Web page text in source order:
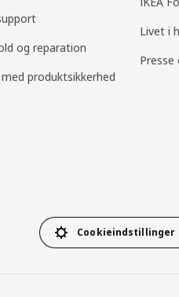
og reparation
produktsikkerhed
Livet i
Presse
Cookieindstillinger